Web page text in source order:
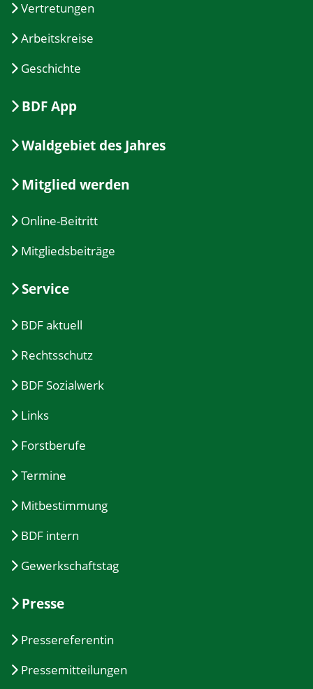
Vertretungen
Arbeitskreise
Geschichte
BDF App
Waldgebiet des Jahres
Mitglied werden
Online-Beitritt
Mitgliedsbeiträge
Service
BDF aktuell
Rechtsschutz
BDF Sozialwerk
Links
Forstberufe
Termine
Mitbestimmung
BDF intern
Gewerkschaftstag
Presse
Pressereferentin
Pressemitteilungen